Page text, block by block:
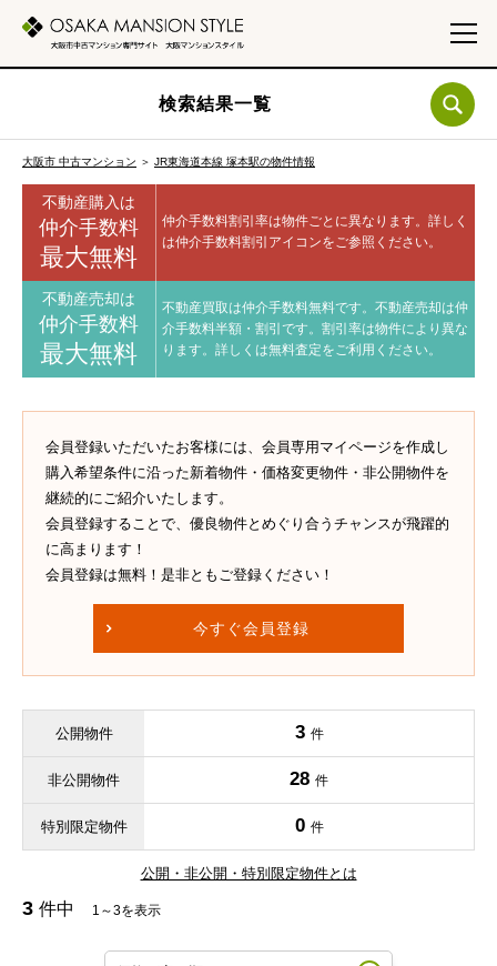
検索結果一覧
大阪市 中古マンション ＞ JR東海道本線 塚本駅の物件情報
不動産購入は
仲介手数料
最大無料
仲介手数料割引率は物件ごとに異なります。 詳しく
は仲介手数料割引アイコンをご参照ください。
不動産売却は
仲介手数料
最大無料
不動産買取は仲介手数料無料です。 不動産売却は仲
介手数料半額・割引です。 割引率は物件により異な
ります。 詳しくは無料査定をご利用ください。
会員登録いただいたお客様には、会員専用マイページを作成し
購入希望条件に沿った新着物件・価格変更物件・非公開物件を
継続的にご紹介いたします。
会員登録することで、優良物件とめぐり合うチャンスが飛躍的
に高まります！
会員登録は無料！是非ともご登録ください！
今すぐ会員登録
公開物件 3 件
非公開物件 28 件
特別限定物件 0 件
公開・非公開・特別限定物件とは
3 件中 1～3を表示